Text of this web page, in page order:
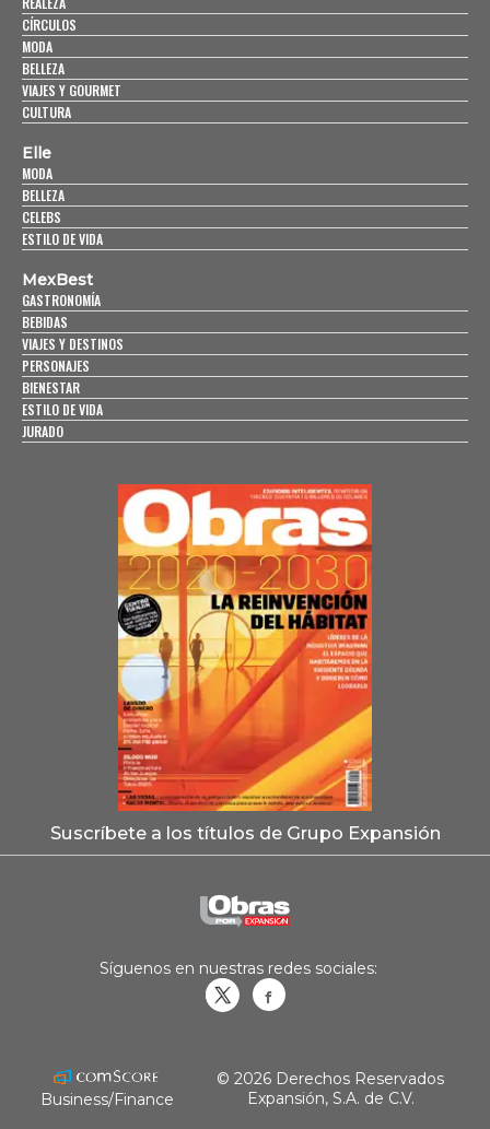
CÍRCULOS
MODA
BELLEZA
VIAJES Y GOURMET
CULTURA
Elle
MODA
BELLEZA
CELEBS
ESTILO DE VIDA
MexBest
GASTRONOMÍA
BEBIDAS
VIAJES Y DESTINOS
PERSONAJES
BIENESTAR
ESTILO DE VIDA
JURADO
Suscríbete a los títulos de Grupo Expansión
Síguenos en nuestras redes sociales:
Business/Finance
© 2026 Derechos Reservados
Expansión, S.A. de C.V.